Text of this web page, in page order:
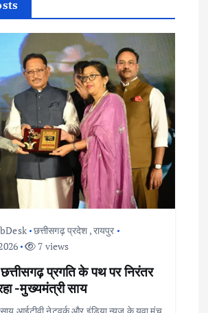
छत्तीसगढ़ प्रदेश ,रायपुर
7 views
प्रगति के पथ पर निरंतर
-मुख्यमंत्री साय
आईटीवी नेटवर्क और इंडिया न्यूज के युवा मंच